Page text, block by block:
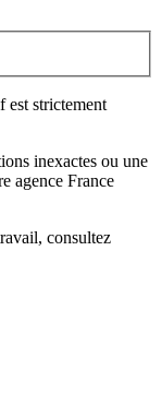
est strictement
inexactes ou une
agence France
, consultez